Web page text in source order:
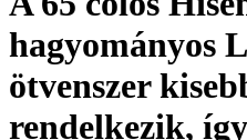
hagyományos
ötvenszer
rendelkezik,